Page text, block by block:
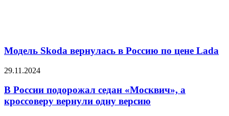
Модель Skoda вернулась в Россию по цене Lada
29.11.2024
В России подорожал седан «Москвич», а
кроссоверу вернули одну версию